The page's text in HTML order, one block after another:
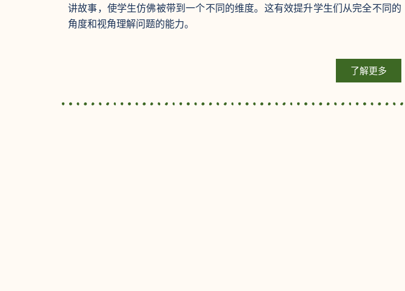
讲故事，使学生仿佛被带到一个不同的维度。这有效提升学生们从完全不同的
角度和视角理解问题的能力。
了解更多